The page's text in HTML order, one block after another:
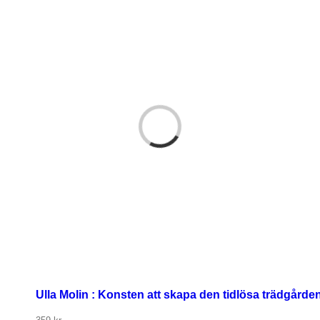
Ulla Molin : Konsten att skapa den tidlösa